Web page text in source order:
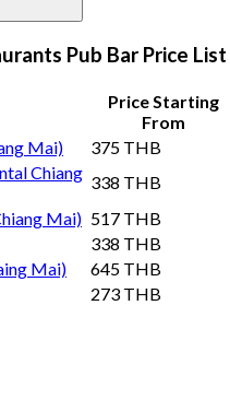
Pub Bar Price List
Price Starting
From
Mai)
375 THB
Chiang 338 THB
Mai) 517 THB
338 THB
Mai)
645 THB
273 THB